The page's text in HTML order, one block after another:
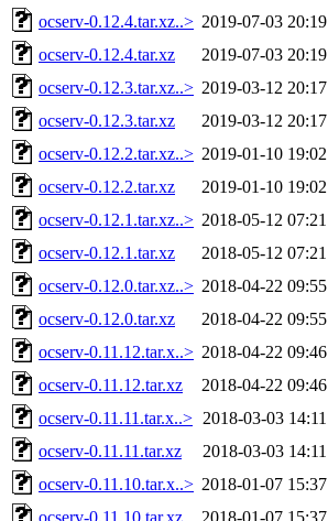
ocserv-0.12.4.tar.xz..> 2019-07-03 20:19
ocserv-0.12.4.tar.xz
2019-07-03 20:19
ocserv-0.12.3.tar.xz..> 2019-03-12 20:17
ocserv-0.12.3.tar.xz
2019-03-12 20:17
ocserv-0.12.2.tar.xz..> 2019-01-10 19:02
ocserv-0.12.2.tar.xz
2019-01-10 19:02
ocserv-0.12.1.tar.xz..> 2018-05-12 07:21
ocserv-0.12.1.tar.xz
2018-05-12 07:21
ocserv-0.12.0.tar.xz..> 2018-04-22 09:55
ocserv-0.12.0.tar.xz
2018-04-22 09:55
ocserv-0.11.12.tar.x..> 2018-04-22 09:46
ocserv-0.11.12.tar.xz
2018-04-22 09:46
ocserv-0.11.11.tar.x..> 2018-03-03 14:11
ocserv-0.11.11.tar.xz
2018-03-03 14:11
ocserv-0.11.10.tar.x..> 2018-01-07 15:37
ocserv-0.11.10.tar.xz
2018-01-07 15:37